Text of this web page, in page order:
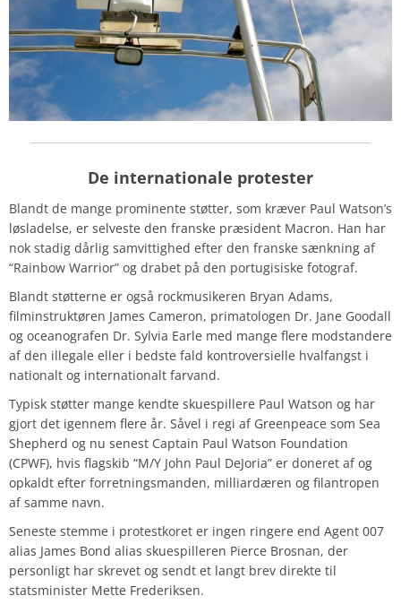
De internationale protester
Blandt de mange prominente støtter, som kræver Paul Watson’s
løsladelse, er selveste den franske præsident Macron. Han har
nok stadig dårlig samvittighed efter den franske sænkning af
“Rainbow Warrior” og drabet på den portugisiske fotograf.
Blandt støtterne er også rockmusikeren Bryan Adams,
filminstruktøren James Cameron, primatologen Dr. Jane Goodall
og oceanografen Dr. Sylvia Earle med mange flere modstandere
af den illegale eller i bedste fald kontroversielle hvalfangst i
nationalt og internationalt farvand.
Typisk støtter mange kendte skuespillere Paul Watson og har
gjort det igennem flere år. Såvel i regi af Greenpeace som Sea
Shepherd og nu senest Captain Paul Watson Foundation
(CPWF), hvis flagskib “M/Y John Paul DeJoria” er doneret af og
opkaldt efter forretningsmanden, milliardæren og filantropen
af samme navn.
Seneste stemme i protestkoret er ingen ringere end Agent 007
alias James Bond alias skuespilleren Pierce Brosnan, der
personligt har skrevet og sendt et langt brev direkte til
statsminister Mette Frederiksen.